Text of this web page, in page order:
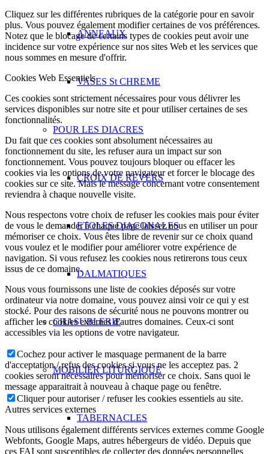
ANNEAUX
VASES St CHREME
POUR LES DIACRES
CROIX DE REVERS
ETOLES DIACONALES
DALMATIQUES
CHASUBLERIE
MOBILIER LITURGIQUE
TABERNACLES
Cliquez sur les différentes rubriques de la catégorie pour en savoir
plus. Vous pouvez également modifier certaines de vos préférences.
Notez que le blocage de certains types de cookies peut avoir une
incidence sur votre expérience sur nos sites Web et les services que
nous sommes en mesure d'offrir.
Cookies Web Essentiels
Ces cookies sont strictement nécessaires pour vous délivrer les
services disponibles sur notre site et pour utiliser certaines de ses
fonctionnalités.
Du fait que ces cookies sont absolument nécessaires au
fonctionnement du site, les refuser aura un impact sur son
fonctionnement. Vous pouvez toujours bloquer ou effacer les
cookies via les options de votre navigateur et forcer le blocage des
cookies sur ce site. Mais le message concernant votre consentement
reviendra à chaque nouvelle visite.
Nous respectons votre choix de refuser les cookies mais pour éviter
de vous le demander à chaque page laissez nous en utiliser un pour
mémoriser ce choix. Vous êtes libre de revenir sur ce choix quand
vous voulez et le modifier pour améliorer votre expérience de
navigation. Si vous refusez les cookies nous retirerons tous ceux
issus de ce domaine.
Nous vous fournissons une liste de cookies déposés sur votre
ordinateur via notre domaine, vous pouvez ainsi voir ce qui y est
stocké. Pour des raisons de sécurité nous ne pouvons montrer ou
afficher les cookies externes d'autres domaines. Ceux-ci sont
accessibles via les options de votre navigateur.
Cochez pour activer le masquage permanent de la barre
d'acceptation / refus des cookies si vous ne les acceptez pas. 2
cookies seront nécessaires pour mémoriser ce choix. Sans quoi le
message apparaitrait à nouveau à chaque page ou fenêtre.
Cliquer pour autoriser / refuser les cookies essentiels au site.
Autres services externes
Nous utilisons également différents services externes comme Google
Webfonts, Google Maps, autres hébergeurs de vidéo. Depuis que
ces FAI sont susceptibles de collecter des données personnelles